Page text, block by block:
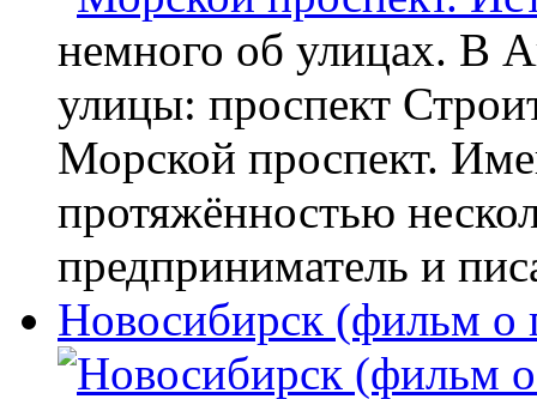
немного об улицах. В
улицы: проспект
Морской проспект.
протяжённостью
предприниматель и
Новосибирск (фильм о